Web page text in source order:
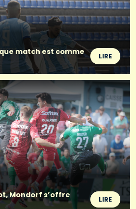
match est comme
LIRE
Mondorf s’offre
LIRE